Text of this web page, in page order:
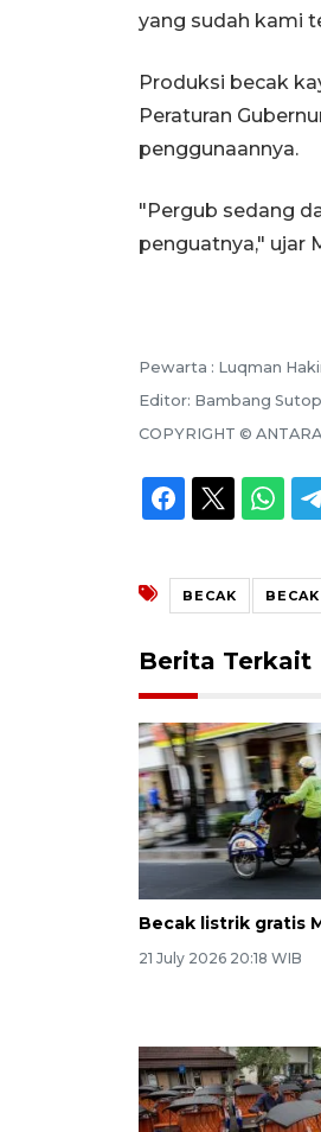
yang sudah kami
Produksi becak
Peraturan
penggunaannya.
"Pergub sedang
penguatnya," ujar
Pewarta : Luqman
Editor: Bambang
COPYRIGHT © ANTARA
BECAK
Berita Terkait
Becak listrik gratis
21 July 2026 20:18 WIB